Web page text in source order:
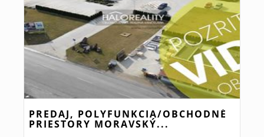
PREDAJ, POLYFUNKCIA/OBCHODNÉ
PRIESTORY MORAVSKÝ...